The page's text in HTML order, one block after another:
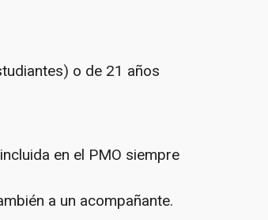
o de 21 años
en el PMO siempre
a un acompañante.